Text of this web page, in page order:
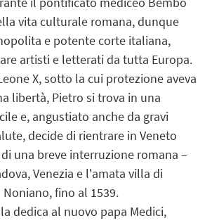
vita culturale romana, dunque
e potente corte italiana,
artisti e letterati da tutta Europa.
X, sotto la cui protezione aveva
libertà, Pietro si trova in una
e, angustiato anche da gravi
decide di rientrare in Veneto
una breve interruzione romana –
Venezia e l'amata villa di
fino al 1539.
dedica al nuovo papa Medici,